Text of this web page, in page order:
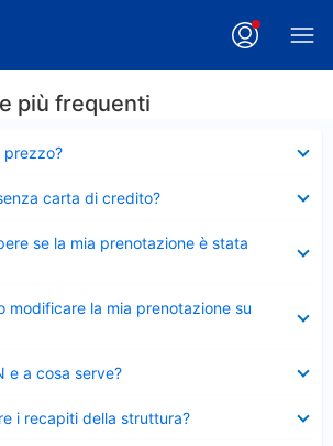
più frequenti
prezzo?
carta di credito?
se la mia prenotazione è stata
modificare la mia prenotazione su
e a cosa serve?
i recapiti della struttura?